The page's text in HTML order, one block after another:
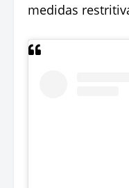
medidas